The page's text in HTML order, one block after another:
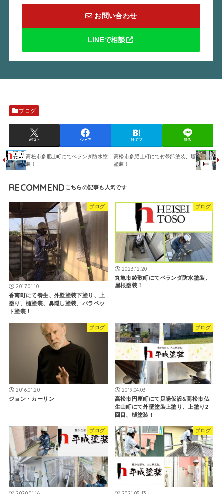
お問い合わせ
LINEで相談
ブログ
ポスト シェア はてブ 送る
高松市多肥上町にてベランダ防水塗
装！
高松市多肥上町にて付帯部塗装、塀
塗装！
RECOMMEND
ブログ
2017.01.10
香南町にて養生、外壁塗装下塗り、上
塗り、樋塗装、鼻隠し塗装、パラペッ
ト塗装！
ブログ
2023.12.20
丸亀市綾歌町にてベランダ防水塗装、
屋根塗装！
ブログ
2016.01.20
ジョン・カーリン
ブログ
2019.04.03
高松市円座町にて足場仮設&高松市仏
生山町にて外壁塗装上塗り、上塗り2
回目、樋塗装！
ブログ ブログ